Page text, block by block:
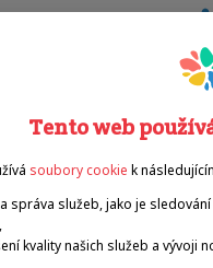
Tento web
soubory cookie k
správa služeb, jako je
kvality našich služeb a vývoji